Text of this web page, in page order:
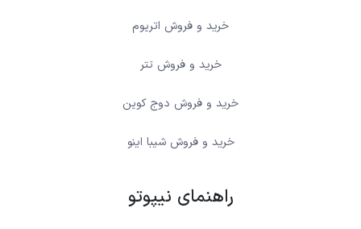
خرید و فروش اتریوم
خرید و فروش تتر
خرید و فروش دوج کوین
خرید و فروش شیبا اینو
راهنمای نیپوتو